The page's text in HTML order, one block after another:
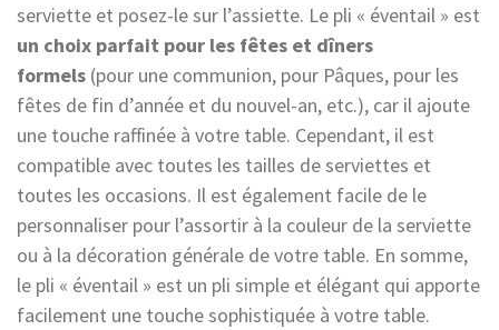
serviette et posez-le sur l’assiette. Le pli « éventail » est
un choix parfait pour les fêtes et dîners
formels (pour une communion, pour Pâques, pour les
fêtes de fin d’année et du nouvel-an, etc.), car il ajoute
une touche raffinée à votre table. Cependant, il est
compatible avec toutes les tailles de serviettes et
toutes les occasions. Il est également facile de le
personnaliser pour l’assortir à la couleur de la serviette
ou à la décoration générale de votre table. En somme,
le pli « éventail » est un pli simple et élégant qui apporte
facilement une touche sophistiquée à votre table.